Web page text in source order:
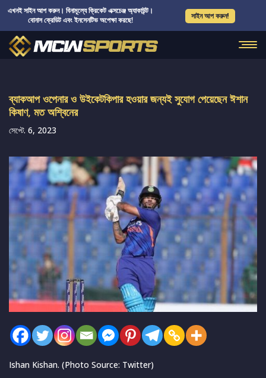
এখনই সাইন আপ করুন। বিনামূল্যে ক্রিকেট এক্সচেঞ্জ অ্যাকাউন্ট।
বোনাস ক্রেডিট এবং ইনসেনটিভ অপেক্ষা করছে!
সাইন আপ করুন!
ব্যাকআপ ওপেনার ও উইকেটকিপার হওয়ার জন্যই সুযোগ পেয়েছেন ঈশান
কিষাণ, মত অশ্বিনের
সেপ্টে. 6, 2023
Ishan Kishan. (Photo Source: Twitter)